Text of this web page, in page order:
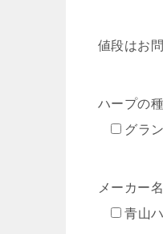
値段はお
ハープの
グラ
メーカー名
青山